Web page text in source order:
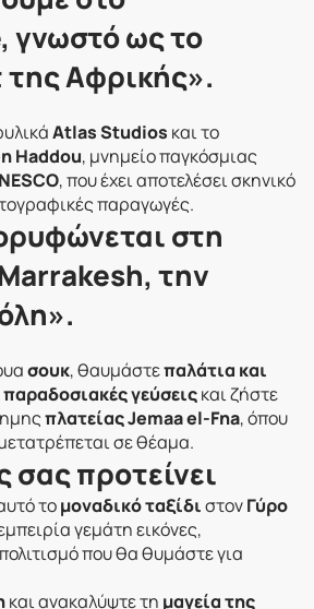
γνωστό ως το
της Αφρικής».
Atlas Studios και το
Haddou, μνημείο παγκόσμιας
, που έχει αποτελέσει σκηνικό
παραγωγές.
στη
την
σουκ, θαυμάστεπαλάτια και
παραδοσιακές γεύσειςκαι ζήστε
πλατείας Jemaa el-Fna, όπου
σε θέαμα.
προτείνει
τομοναδικό ταξίδιστονΓύρο
γεμάτη εικόνες,
που θα θυμάστε για
και ανακαλύψτε τη μαγεία της